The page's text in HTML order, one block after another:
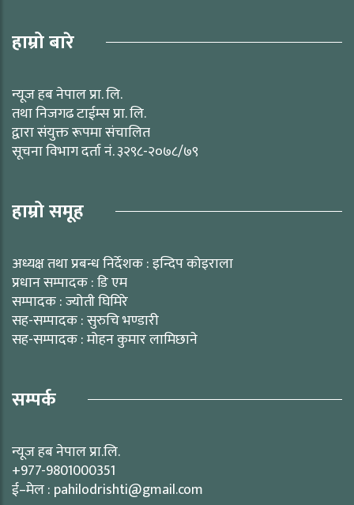
हाम्रो बारे
न्यूज हब नेपाल प्रा. लि.
तथा निजगढ टाईम्स प्रा. लि.
द्वारा संयुक्त रूपमा संचालित
सूचना विभाग दर्ता नं. ३२९८-२०७८/७९
हाम्रो समूह
अध्यक्ष तथा प्रबन्ध निर्देशक : इन्दिप कोइराला
प्रधान सम्पादक : डि एम
सम्पादक : ज्योती घिमिरे
सह-सम्पादक : सुरुचि भण्डारी
सह-सम्पादक : मोहन कुमार लामिछाने
सम्पर्क
न्यूज हब नेपाल प्रा.लि.
+977-9801000351
ई–मेल : pahilodrishti@gmail.com